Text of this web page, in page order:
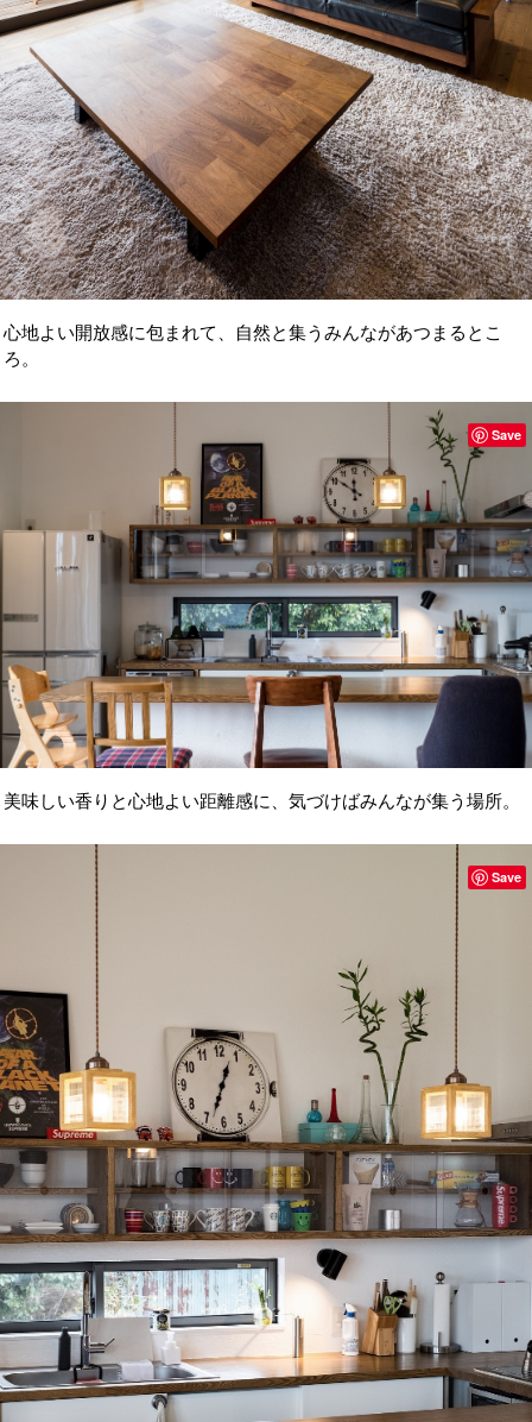
心地よい開放感に包まれて、自然と集うみんながあつまるとこ
ろ。
美味しい香りと心地よい距離感に、気づけばみんなが集う場所。
Save
Save